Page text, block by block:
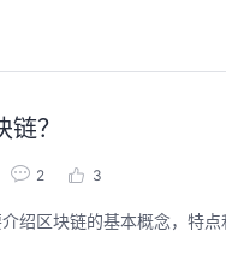
？
2 3
区块链的基本概念，特点